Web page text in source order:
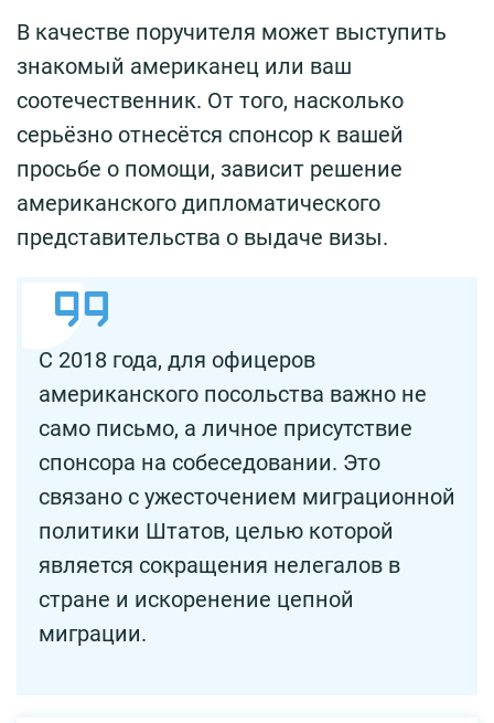
В качестве поручителя может выступить
знакомый американец или ваш
соотечественник. От того, насколько
серьёзно отнесётся спонсор к вашей
просьбе о помощи, зависит решение
американского дипломатического
представительства о выдаче визы.
С 2018 года, для офицеров
американского посольства важно не
само письмо, а личное присутствие
спонсора на собеседовании. Это
связано с ужесточением миграционной
политики Штатов, целью которой
является сокращения нелегалов в
стране и искоренение цепной
миграции.